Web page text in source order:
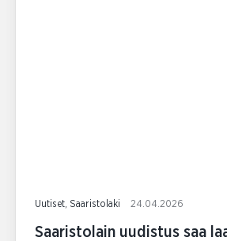
Uutiset, Saaristolaki 24.04.2026
Saaristolain uudistus saa